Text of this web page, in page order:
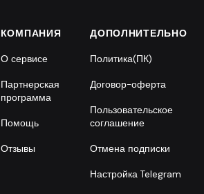
КОМПАНИЯ
О сервисе
Партнерская
программа
Помощь
Отзывы
ДОПОЛНИТЕЛЬНО
Политика(ПК)
Договор-оферта
Пользовательское
соглашение
Отмена подписки
Настройка Telegram